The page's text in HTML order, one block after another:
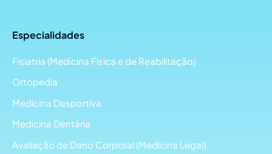
Especialidades
Fisiatria (Medicina Física e de Reabilitação)
Ortopedia
Medicina Desportiva
Medicina Dentária
Avaliação de Dano Corporal (Medicina Legal)